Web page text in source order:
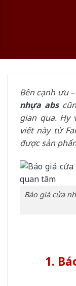
Bên cạnh ưu
nhựa abs
gian qua. Hy
viết này từ
được sản
Báo giá cửa
1.